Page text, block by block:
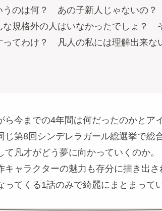
のは何？ あの子新人じゃないの？
規格外の人はいなかったでしょ？
ってわけ？ 凡人の私には理解出来な
ら今までの4年間は何だったのかとア
じ第8回シンデレラガール総選挙で
凡才がどう夢に向かっていくのか。
ャラクターの魅力も存分に描き出さ
てくる1話のみで綺麗にまとまって